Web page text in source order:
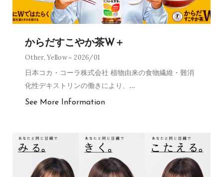
からだすこやか茶W＋
Other,Yellow 2026/01
日本コカ・コーラ株式会社 植物由来の食物繊維・難消
化性デキストリンの働きにより、 …
See More Information